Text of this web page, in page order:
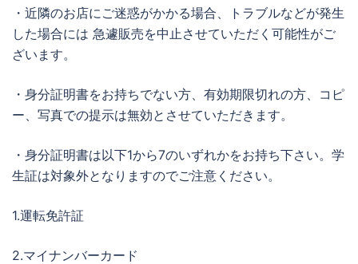
・近隣のお店にご迷惑がかかる場合、トラブルなどが発生
した場合には 急遽販売を中止させていただく可能性がご
ざいます。
・身分証明書をお持ちでない方、有効期限切れの方、コピ
ー、写真での提示は無効とさせていただきます。
・身分証明書は以下1から7のいずれかをお持ち下さい。学
生証は対象外となりますのでご注意ください。
1.運転免許証
2.マイナンバーカード